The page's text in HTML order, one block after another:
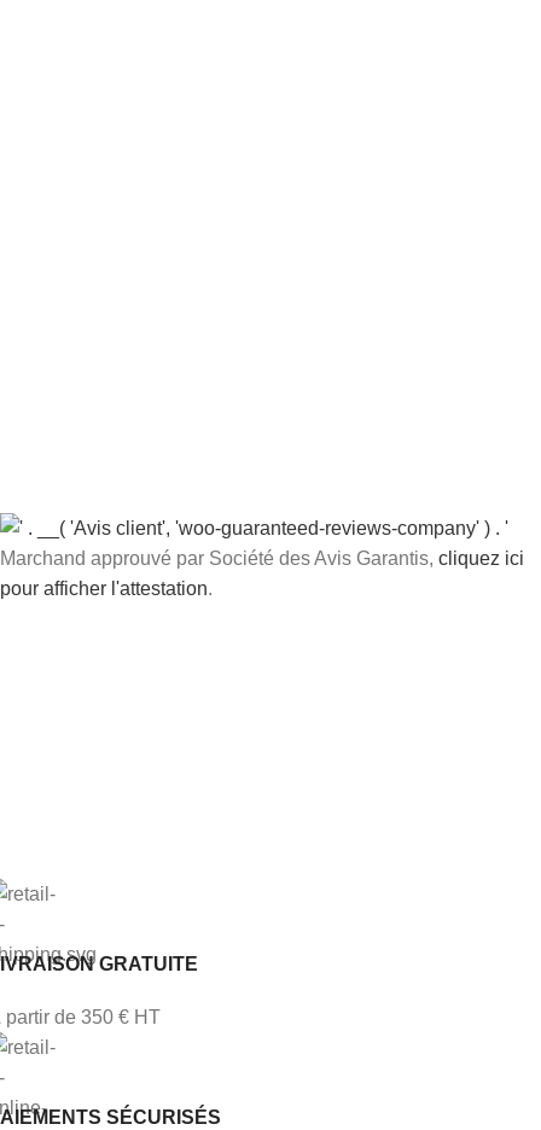
Marchand approuvé par Société des Avis Garantis, cliquez ici
pour afficher l'attestation.
GRATUITE
partir de 350 € HT
SÉCURISÉS